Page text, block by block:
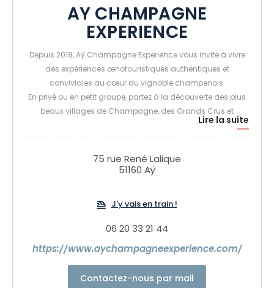
AY CHAMPAGNE
EXPERIENCE
Depuis 2018, Aÿ Champagne Experience vous invite à vivre
des expériences œnotouristiques authentiques et
conviviales au cœur du vignoble champenois.
En privé ou en petit groupe, partez à la découverte des plus
beaux villages de Champagne, des Grands Crus et
Premiers Crus, des paysages inscrits au patrimoine
mondial de l'UNESCO et rencontrez les familles de vignerons
qui font vivre ce terroir d'exception. Visitez leurs caves, leurs
pressoirs et leurs chais avant de déguster leurs cuvées,
dégustation du Champagne.
Nous proposons des demi-journées, des journées
adaptées à vos envies. Nous pouvons également venir
vous chercher directement à votre hôtel, à votre gare ou sur
votre lieu de séjour afin de vous offrir une expérience clé en
Lire la suite
75 rue René Lalique
51160 Aÿ
J'y vais en train !
06 20 33 21 44
https://www.aychampagneexperience.com/
Contactez-nous par mail